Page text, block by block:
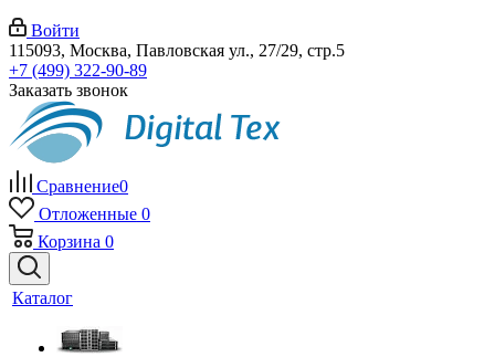
Войти
115093, Москва, Павловская ул., 27/29, стр.5
+7 (499) 322-90-89
Заказать звонок
Сравнение0
Отложенные 0
Корзина 0
Каталог